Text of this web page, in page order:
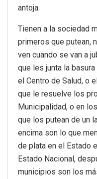
antoja.
Tienen a la sociedad
primeros que putean,
ven cuando se van a
que les junta la
el Centro de Salud, o
que le resuelve los
Municipalidad, o en
que los putean de un
encima son lo que
de plata en el Estado
Estado Nacional,
municipios son los